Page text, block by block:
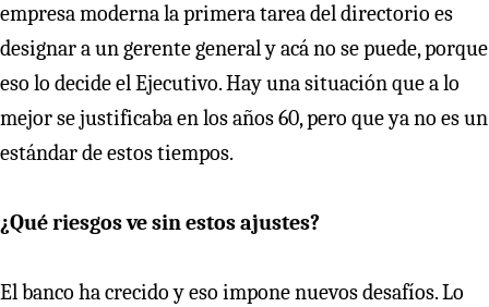
empresa moderna la primera tarea del directorio es
designar a un gerente general y acá no se puede, porque
eso lo decide el Ejecutivo. Hay una situación que a lo
mejor se justificaba en los años 60, pero que ya no es un
estándar de estos tiempos.
¿Qué riesgos ve sin estos ajustes?
El banco ha crecido y eso impone nuevos desafíos. Lo